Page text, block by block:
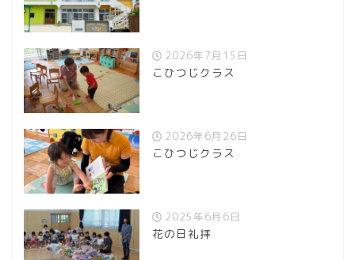
2026年7月15日
こひつじクラス
2026年6月26日
こひつじクラス
2025年6月6日
花の日礼拝